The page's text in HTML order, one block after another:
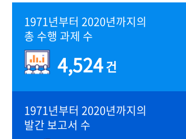
1971년부터 2020년까지의
총 수행 과제 수
4,524건
1971년부터 2020년까지의
발간 보고서 수